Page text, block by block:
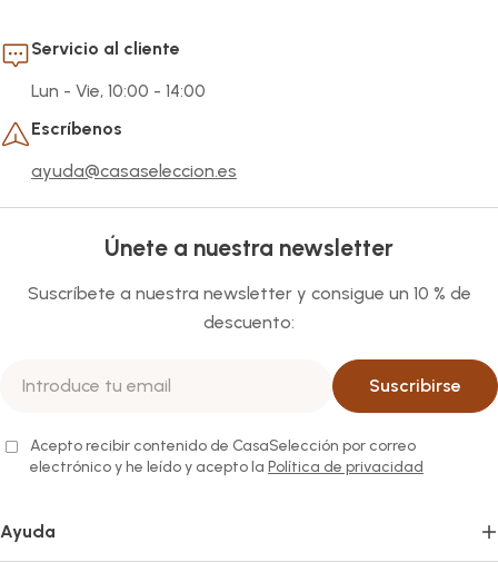
Servicio al cliente
Lun - Vie, 10:00 - 14:00
Escríbenos
ayuda@casaseleccion.es
Únete a nuestra newsletter
Suscríbete a nuestra newsletter y consigue un 10 % de
descuento:
Suscribirse
Acepto recibir contenido de CasaSelección por correo
electrónico y he leído y acepto la Política de privacidad
Ayuda